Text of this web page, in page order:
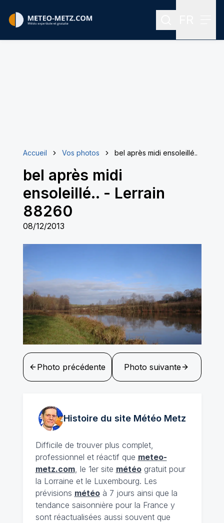
Rechercher
Accueil Vos photos bel après midi ensoleillé..
bel après midi
ensoleillé.. - Lerrain
88260
08/12/2013
Photo précédente Photo suivante
Histoire du site MétéoMetz
Difficile de trouver plus complet,
professionnel et réactif que meteo-
metz.com, le 1er site météogratuit pour
la Lorraine et le Luxembourg. Les
prévisions météoà 7 jours ainsi que la
tendance saisonnière pour la France y
sont réactualisées aussi souvent que